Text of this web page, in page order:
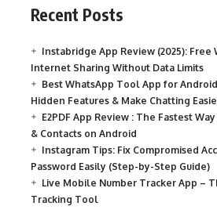
Recent Posts
Instabridge App Review (2025): Free
Internet Sharing Without Data Limits
Best WhatsApp Tool App for
Hidden Features & Make Chatting
E2PDF App Review : The Fastest
& Contacts on Android
Instagram Tips: Fix Compromised
Password Easily (Step-by-Step Guide)
Live Mobile Number Tracker App –
Tracking Tool